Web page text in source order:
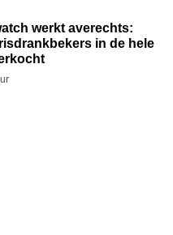
werkt averechts:
in de hele